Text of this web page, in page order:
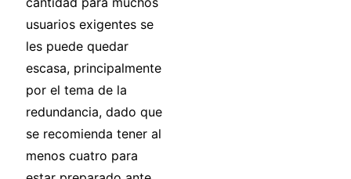
usuarios exigentes se
les puede quedar
escasa, principalmente
por el tema de la
redundancia, dado que
se recomienda tener al
menos cuatro para